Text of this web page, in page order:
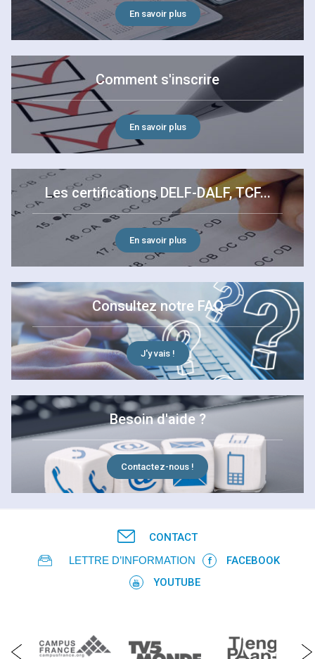
En savoir plus
Comment s'inscrire
En savoir plus
Les certifications DELF-DALF, TCF...
En savoir plus
Consultez notre FAQ
J'y vais !
Besoin d'aide ?
Contactez-nous !
CONTACT
LETTRE D’INFORMATION
FACEBOOK
YOUTUBE